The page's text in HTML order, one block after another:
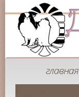
главная